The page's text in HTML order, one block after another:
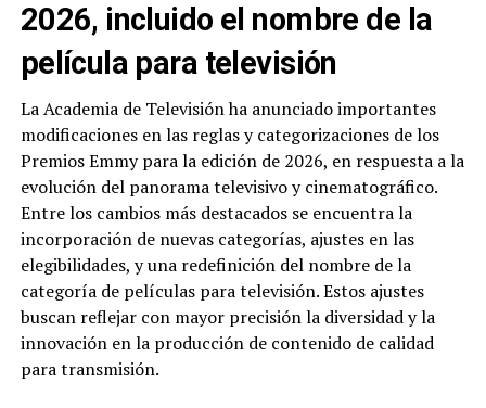
2026, incluido el nombre de la
película para televisión
La Academia de Televisión ha anunciado importantes
modificaciones en las reglas y categorizaciones de los
Premios Emmy para la edición de 2026, en respuesta a la
evolución del panorama televisivo y cinematográfico.
Entre los cambios más destacados se encuentra la
incorporación de nuevas categorías, ajustes en las
elegibilidades, y una redefinición del nombre de la
categoría de películas para televisión. Estos ajustes
buscan reflejar con mayor precisión la diversidad y la
innovación en la producción de contenido de calidad
para transmisión.